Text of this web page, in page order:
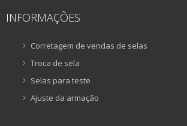
INFORMAÇÕES
Corretagem de vendas de selas
Troca de sela
Selas para teste
Ajuste da armação